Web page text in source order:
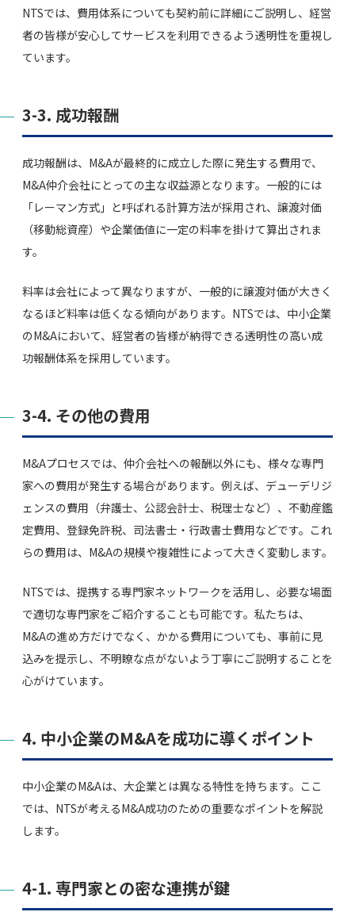
NTSでは、費用体系についても契約前に詳細にご説明し、経営
者の皆様が安心してサービスを利用できるよう透明性を重視し
ています。
3-3. 成功報酬
成功報酬は、M&Aが最終的に成立した際に発生する費用で、
M&A仲介会社にとっての主な収益源となります。一般的には
「レーマン方式」と呼ばれる計算方法が採用され、譲渡対価
（移動総資産）や企業価値に一定の料率を掛けて算出されま
す。
料率は会社によって異なりますが、一般的に譲渡対価が大きく
なるほど料率は低くなる傾向があります。NTSでは、中小企業
のM&Aにおいて、経営者の皆様が納得できる透明性の高い成
功報酬体系を採用しています。
3-4. その他の費用
M&Aプロセスでは、仲介会社への報酬以外にも、様々な専門
家への費用が発生する場合があります。例えば、デューデリジ
ェンスの費用（弁護士、公認会計士、税理士など）、不動産鑑
定費用、登録免許税、司法書士・行政書士費用などです。これ
らの費用は、M&Aの規模や複雑性によって大きく変動します。
NTSでは、提携する専門家ネットワークを活用し、必要な場面
で適切な専門家をご紹介することも可能です。私たちは、
M&Aの進め方だけでなく、かかる費用についても、事前に見
込みを提示し、不明瞭な点がないよう丁寧にご説明することを
心がけています。
4. 中小企業のM&Aを成功に導くポイント
中小企業のM&Aは、大企業とは異なる特性を持ちます。ここ
では、NTSが考えるM&A成功のための重要なポイントを解説
します。
4-1. 専門家との密な連携が鍵